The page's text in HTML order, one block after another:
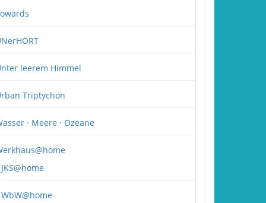
leerem Himmel
Triptychon
· Meere · Ozeane
JKS@home
WbW@home